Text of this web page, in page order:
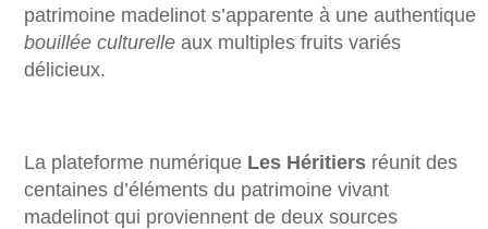
patrimoine madelinot s’apparente à une authentique
bouillée culturelle aux multiples fruits variés
délicieux.
La plateforme numérique Les Héritiers réunit des
centaines d’éléments du patrimoine vivant
madelinot qui proviennent de deux sources